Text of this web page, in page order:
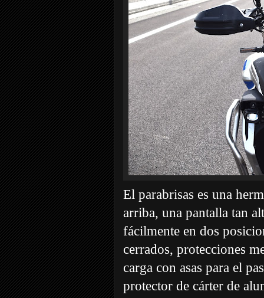
El parabrisas es una
arriba, una pantalla tan
fácilmente en dos
cerrados, protecciones
carga con asas para el
protector de cárter de